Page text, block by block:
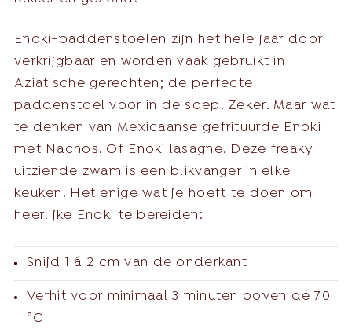
Enoki-paddenstoelen zijn het hele jaar door
verkrijgbaar en worden vaak gebruikt in
Aziatische gerechten; de perfecte
paddenstoel voor in de soep. Zeker. Maar wat
te denken van Mexicaanse gefrituurde Enoki
met Nachos. Of Enoki lasagne. Deze freaky
uitziende zwam is een blikvanger in elke
keuken. Het enige wat je hoeft te doen om
heerlijke Enoki te bereiden:
Snijd 1 á 2 cm van de onderkant
Verhit voor minimaal 3 minuten boven de 70
°C